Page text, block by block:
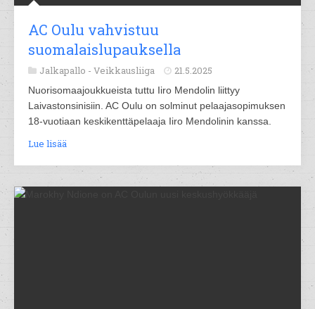
AC Oulu vahvistuu
suomalaislupauksella
Jalkapallo - Veikkausliiga 21.5.2025
Nuorisomaajoukkueista tuttu Iiro Mendolin liittyy
Laivastonsinisiin. AC Oulu on solminut pelaajasopimuksen
18-vuotiaan keskikenttäpelaaja Iiro Mendolinin kanssa.
Lue lisää